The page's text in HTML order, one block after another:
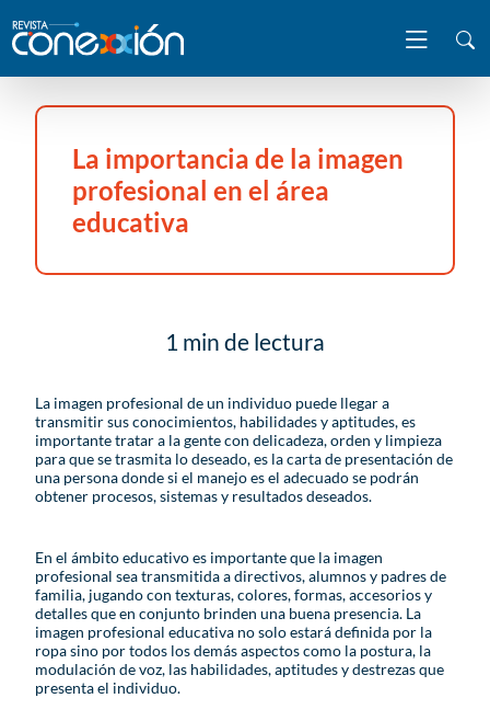
La importancia de la imagen
profesional en el área
educativa
1 min de lectura
La imagen profesional de un individuo puede llegar a
transmitir sus conocimientos, habilidades y aptitudes, es
importante tratar a la gente con delicadeza, orden y limpieza
para que se trasmita lo deseado, es la carta de presentación de
una persona donde si el manejo es el adecuado se podrán
obtener procesos, sistemas y resultados deseados.
En el ámbito educativo es importante que la imagen
profesional sea transmitida a directivos, alumnos y padres de
familia, jugando con texturas, colores, formas, accesorios y
detalles que en conjunto brinden una buena presencia. La
imagen profesional educativa no solo estará definida por la
ropa sino por todos los demás aspectos como la postura, la
modulación de voz, las habilidades, aptitudes y destrezas que
presenta el individuo.